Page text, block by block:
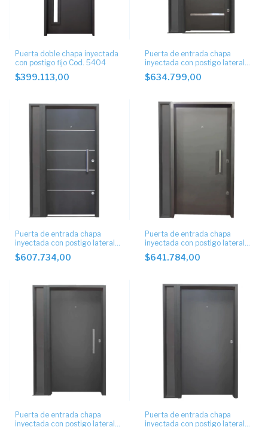
Puerta doble chapa inyectada
con postigo fijo Cod. 5404
$399.113,00
Puerta de entrada chapa
inyectada con postigo lateral
6034
$634.799,00
Puerta de entrada chapa
inyectada con postigo lateral
6011
$607.734,00
Puerta de entrada chapa
inyectada con postigo lateral
6004
$641.784,00
Puerta de entrada chapa
inyectada con postigo lateral
Puerta de entrada chapa
inyectada con postigo lateral